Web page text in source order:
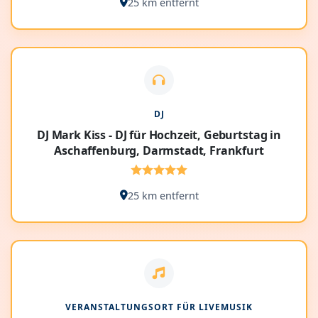
DJ
DJ Mark Kiss - DJ für Hochzeit, Geburtstag in
Aschaffenburg, Darmstadt, Frankfurt
25 km entfernt
VERANSTALTUNGSORT FÜR LIVEMUSIK